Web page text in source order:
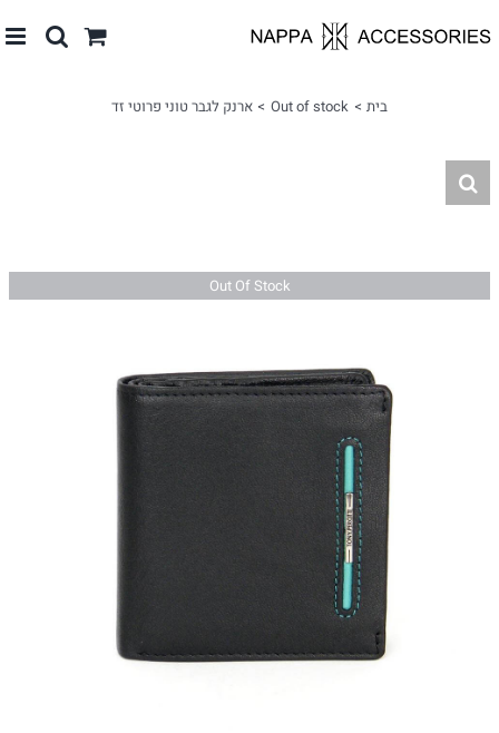
לתוכן
בית Out of stock ארנק לגבר טוני פרוטי זד
Out Of Stock